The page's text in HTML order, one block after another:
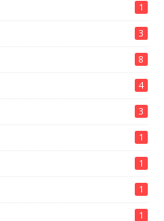
1
3
8
4
3
1
1
1
1